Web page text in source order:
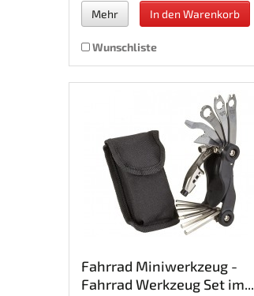
Mehr In den Warenkorb
Wunschliste
Fahrrad Miniwerkzeug -
Fahrrad Werkzeug Set im...